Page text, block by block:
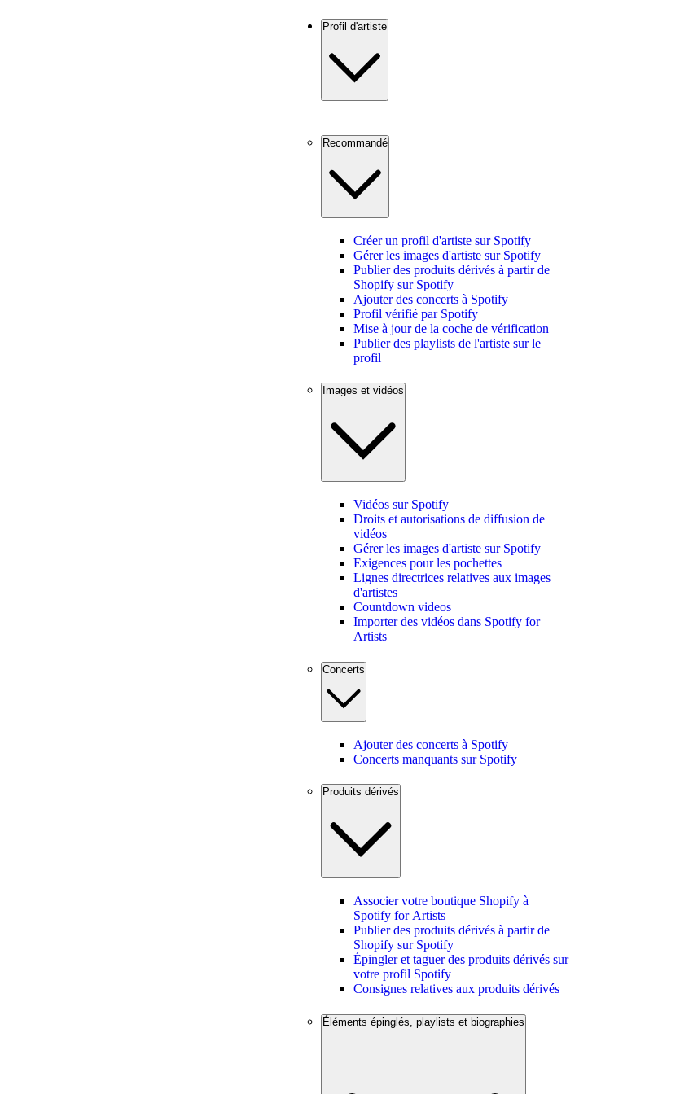
Profil d'artiste
Recommandé
Créer un profil d'artiste sur Spotify
Gérer les images d'artiste sur Spotify
Publier des produits dérivés à partir de
Shopify sur Spotify
Ajouter des concerts à Spotify
Profil vérifié par Spotify
Mise à jour de la coche de vérification
Publier des playlists de l'artiste sur le
profil
Images et vidéos
Vidéos sur Spotify
Droits et autorisations de diffusion de
vidéos
Gérer les images d'artiste sur Spotify
Exigences pour les pochettes
Lignes directrices relatives aux images
d'artistes
Countdown videos
Importer des vidéos dans Spotify for
Artists
Concerts
Ajouter des concerts à Spotify
Concerts manquants sur Spotify
Produits dérivés
Associer votre boutique Shopify à
Spotify for Artists
Publier des produits dérivés à partir de
Shopify sur Spotify
Épingler et taguer des produits dérivés sur
votre profil Spotify
Consignes relatives aux produits dérivés
Éléments épinglés, playlists et biographies